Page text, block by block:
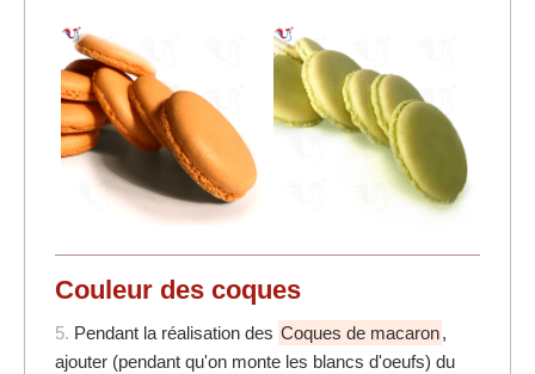
Couleur des coques
5. Pendant la réalisation des Coques de macaron,
ajouter (pendant qu'on monte les blancs d'oeufs) du